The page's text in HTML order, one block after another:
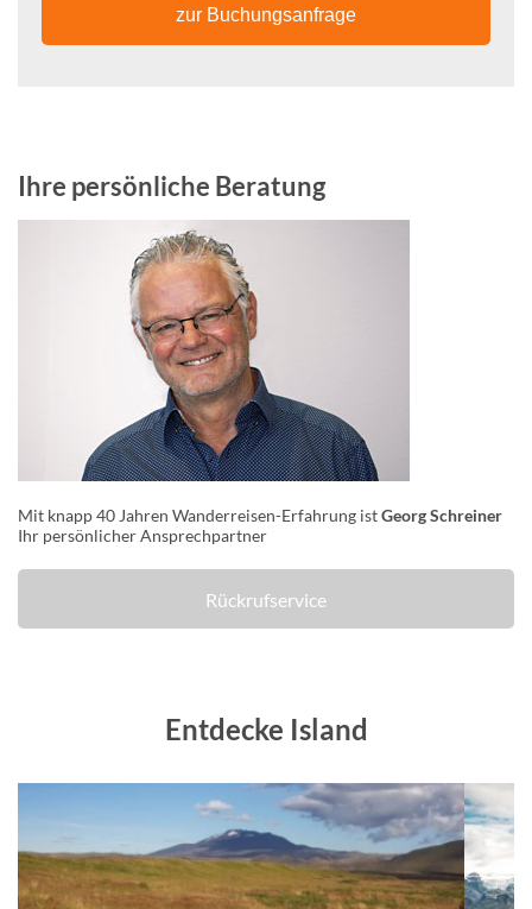
zur Buchungsanfrage
Ihre persönliche Beratung
Mit knapp 40 Jahren Wanderreisen-Erfahrung istGeorg Schreiner
Ihr persönlicher Ansprechpartner
Rückrufservice
Entdecke Island